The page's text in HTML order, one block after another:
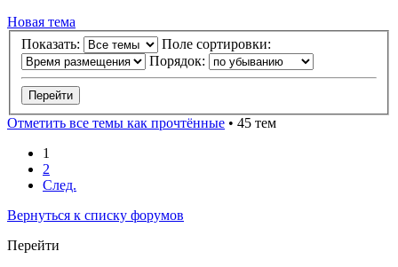
Новая тема
Показать:
Поле сортировки:
Порядок:
Отметить все темы как прочтённые • 45 тем
1
2
След.
Вернуться к списку форумов
Перейти